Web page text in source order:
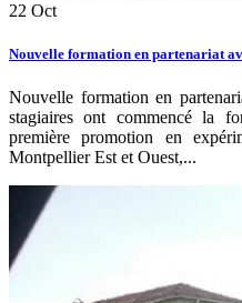
22 Oct
Nouvelle formation en partenariat
Nouvelle formation en
stagiaires ont commencé la
première promotion en
Montpellier Est et Ouest,...